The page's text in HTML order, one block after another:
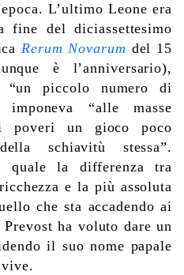
L’ultimo Leone era
fine del diciassettesimo
Rerum Novarum del 15
è l’anniversario),
piccolo numero di
“alle masse
poveri un gioco poco
schiavitù stessa”.
quale la differenza tra
e la più assoluta
che sta accadendo ai
ha voluto dare un
il suo nome papale